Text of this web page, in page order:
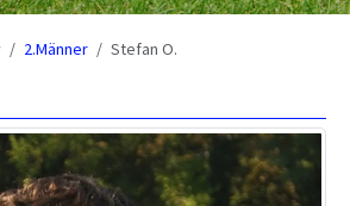
2.Männer Stefan O.